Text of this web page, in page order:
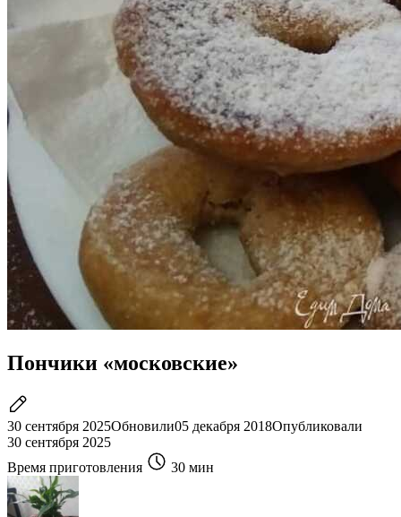
Пончики «московские»
30 сентября 2025Обновили05 декабря 2018Опубликовали
30 сентября 2025
Время приготовления
30 мин